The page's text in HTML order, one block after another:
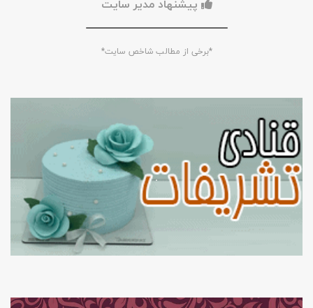
پیشنهاد مدیر سایت
*برخی از مطالب شاخص سایت*
.